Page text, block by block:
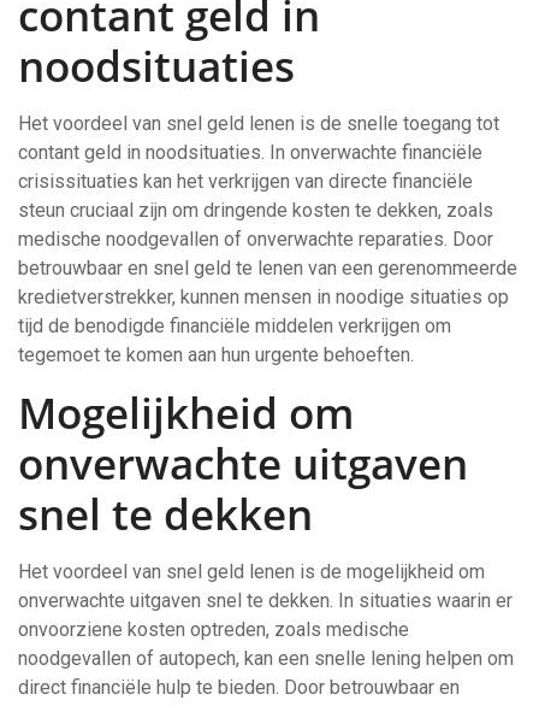
contant geld in
noodsituaties
Het voordeel van snel geld lenen is de snelle toegang tot
contant geld in noodsituaties. In onverwachte financiële
crisissituaties kan het verkrijgen van directe financiële
steun cruciaal zijn om dringende kosten te dekken, zoals
medische noodgevallen of onverwachte reparaties. Door
betrouwbaar en snel geld te lenen van een gerenommeerde
kredietverstrekker, kunnen mensen in noodige situaties op
tijd de benodigde financiële middelen verkrijgen om
tegemoet te komen aan hun urgente behoeften.
Mogelijkheid om
onverwachte uitgaven
snel te dekken
Het voordeel van snel geld lenen is de mogelijkheid om
onverwachte uitgaven snel te dekken. In situaties waarin er
onvoorziene kosten optreden, zoals medische
noodgevallen of autopech, kan een snelle lening helpen om
direct financiële hulp te bieden. Door betrouwbaar en